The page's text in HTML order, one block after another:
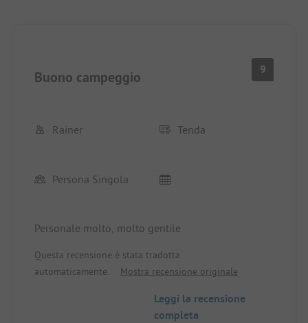
Buono campeggio 9
Rainer Tenda
Persona Singola
Personale molto, molto gentile
Questa recensione è stata tradotta
automaticamente.
Mostra recensione originale
Leggi la recensione
completa